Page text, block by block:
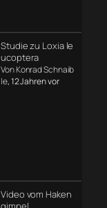
Studie zu Loxia le
ucoptera
Von Konrad Schnaib
le, 12 Jahren vor
Video vom Haken